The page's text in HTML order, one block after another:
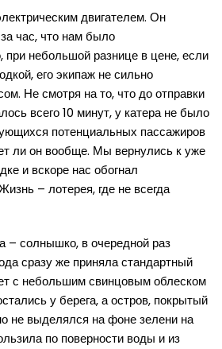
двигателем. Он
час, что нам было
при небольшой разнице в цене, если
его экипаж не сильно
Не смотря на то, что до отправки
всего 10 минут, у катера не было
потенциальных пассажиров
ли он вообще. Мы вернулись к уже
и вскоре нас обогнал
– лотерея, где не всегда
– солнышко, в очередной раз
сразу же приняла стандартный
с небольшим свинцовым облеском
у берега, а остров, покрытый
не выделялся на фоне зелени на
по поверности воды и из